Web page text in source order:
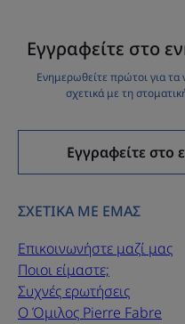
Εγγραφείτε στο
Ενημερωθείτε πρώτοι για τα
σχετικά με τη
Εγγραφείτε στο
ΣΧΕΤΙΚΑ ΜΕ ΕΜΑΣ
Επικοινωνήστε μαζί μας
Ποιοι είμαστε;
Συχνές ερωτήσεις
Ο Όμιλος Pierre Fabre